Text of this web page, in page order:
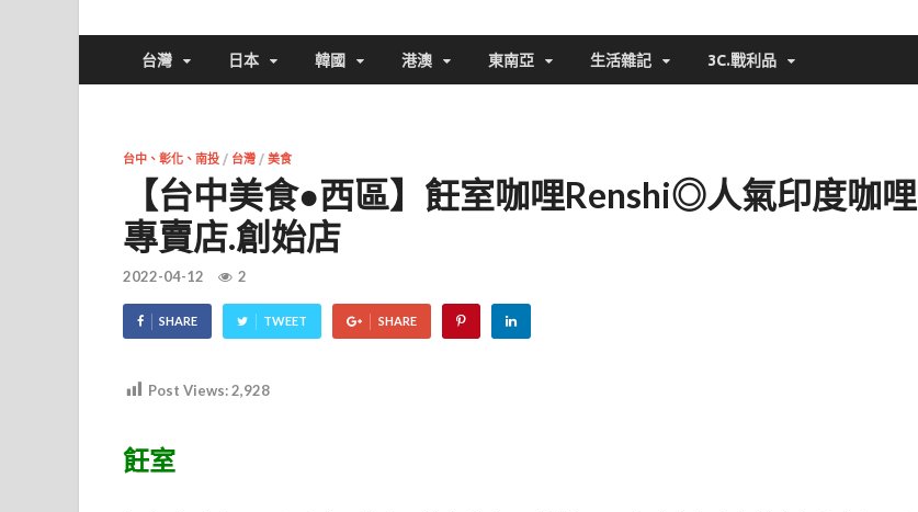
台灣 日本 韓國 港澳 東南亞 生活雜記 3C.戰利品
台中、彰化、南投 / 台灣 / 美食
【台中美食●西區】飪室咖哩Renshi◎人氣印度咖哩
專賣店.創始店
2022-04-12 2
SHARE TWEET SHARE
Post Views:2,928
飪室